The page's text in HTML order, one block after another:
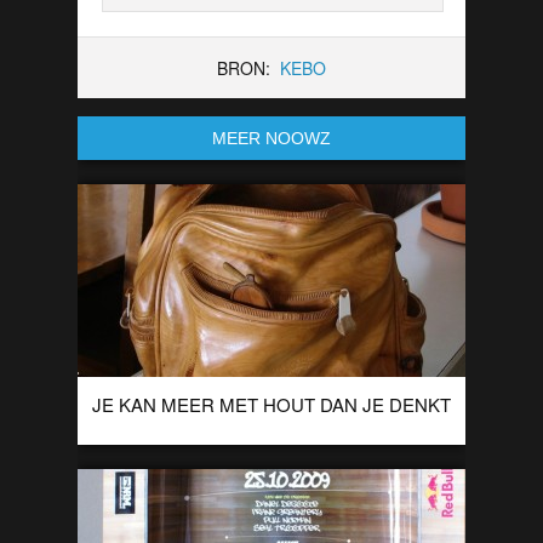
BRON: KEBO
MEER NOOWZ
JE KAN MEER MET HOUT DAN JE DENKT
Italiaan Livio De Marchi is meer een ‘houtkunstenaar’ dan
een houtsnijder. Zijn kunst met hout is zo goed dat je bijna
gaat twijfelen […]